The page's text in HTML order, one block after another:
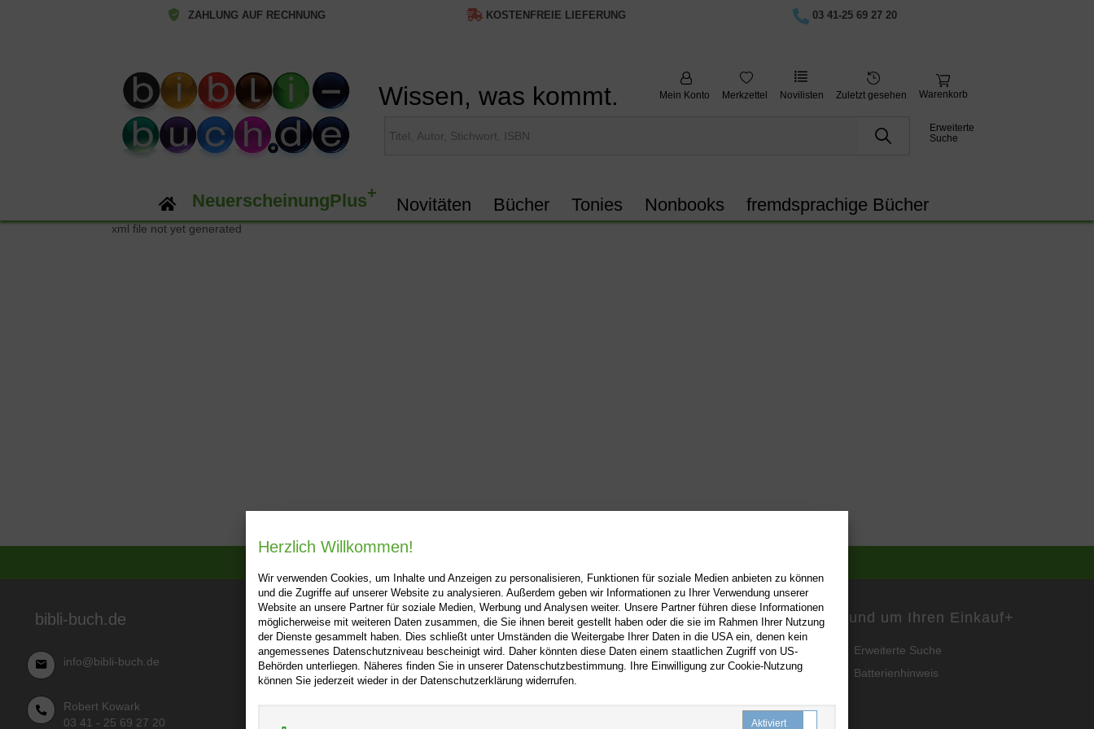
ZAHLUNG AUF RECHNUNG KOSTENFREIE LIEFERUNG 03 41-25 69 27 20
Wissen, was kommt. Mein Konto Merkzettel Novilisten Zuletzt gesehen Warenkorb
Erweiterte
Suche
NeuerscheinungPlus+
Novitäten Bücher Tonies Nonbooks fremdsprachige Bücher
xml file not yet generated
bibli-buch.de
info@bibli-buch.de
Robert Kowark
03 41 - 25 69 27 20
Über bibli-buch.de+
AGB
Impressum
Hilfe+
Kontakt
Newsletter
Rund um Ihren Einkauf+
Erweiterte Suche
Batterienhinweis
Herzlich Willkommen!
Wir verwenden Cookies, um Inhalte und Anzeigen zu personalisieren, Funktionen für soziale Medien anbieten zu können
und die Zugriffe auf unserer Website zu analysieren. Außerdem geben wir Informationen zu Ihrer Verwendung unserer
Website an unsere Partner für soziale Medien, Werbung und Analysen weiter. Unsere Partner führen diese Informationen
möglicherweise mit weiteren Daten zusammen, die Sie ihnen bereit gestellt haben oder die sie im Rahmen Ihrer Nutzung
der Dienste gesammelt haben. Dies schließt unter Umständen die Weitergabe Ihrer Daten in die USA ein, denen kein
angemessenes Datenschutzniveau bescheinigt wird. Daher könnten diese Daten einem staatlichen Zugriff von US-
Behörden unterliegen. Näheres finden Sie in unserer Datenschutzbestimmung. Ihre Einwilligung zur Cookie-Nutzung
können Sie jederzeit wieder in der Datenschutzerklärung widerrufen.